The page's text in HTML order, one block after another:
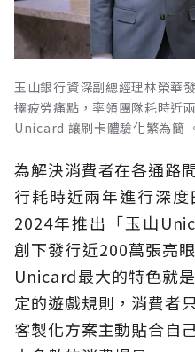
玉山銀行資深副總經理林榮華
擇疲勞痛點，率領團隊耗時近
Unicard 讓刷卡體驗化繁為簡
為解決消費者在各通路
行耗時近兩年進行深
2024年推出「玉山
創下發行近200萬張亮
Unicard最大的特色就
定的遊戲規則，消費者
客製化方案主動貼合自